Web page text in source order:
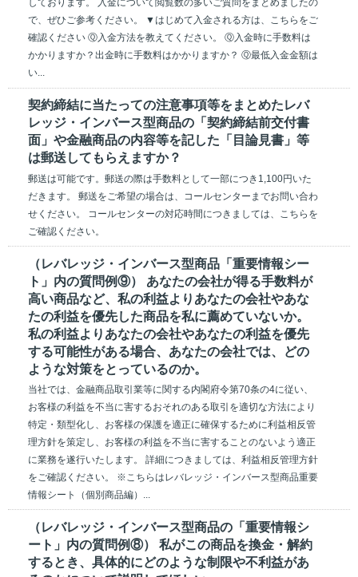
しております。 入金について閲覧数の多いご質問をまとめましたの
で、ぜひご参考ください。 ▼はじめて入金される方は、こちらをご
確認ください Ⓠ入金方法を教えてください。 Ⓠ入金時に手数料は
かかりますか？出金時に手数料はかかりますか？ Ⓠ最低入金金額は
い...
契約締結に当たっての注意事項等をまとめたレバ
レッジ・インバース型商品の「契約締結前交付書
面」や金融商品の内容等を記した「目論見書」等
は郵送してもらえますか？
郵送は可能です。郵送の際は手数料として一部につき1,100円いた
だきます。 郵送をご希望の場合は、コールセンターまでお問い合わ
せください。 コールセンターの対応時間につきましては、こちらを
ご確認ください。
（レバレッジ・インバース型商品「重要情報シー
ト」内の質問例⑨） あなたの会社が得る手数料が
高い商品など、私の利益よりあなたの会社やあな
たの利益を優先した商品を私に薦めていないか。
私の利益よりあなたの会社やあなたの利益を優先
する可能性がある場合、あなたの会社では、どの
ような対策をとっているのか。
当社では、金融商品取引業等に関する内閣府令第70条の4に従い、
お客様の利益を不当に害するおそれのある取引を適切な方法により
特定・類型化し、お客様の保護を適正に確保するために利益相反管
理方針を策定し、お客様の利益を不当に害することのないよう適正
に業務を遂行いたします。 詳細につきましては、利益相反管理方針
をご確認ください。 ※こちらはレバレッジ・インバース型商品重要
情報シート（個別商品編）...
（レバレッジ・インバース型商品の「重要情報シ
ート」内の質問例⑧） 私がこの商品を換金・解約
するとき、具体的にどのような制限や不利益があ